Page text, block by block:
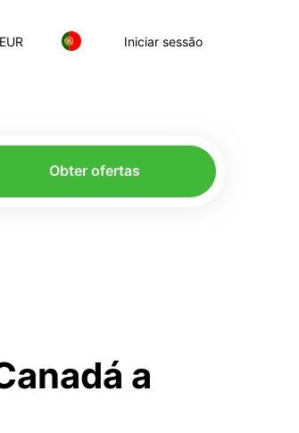
EUR Iniciar sessão
Obter ofertas
a